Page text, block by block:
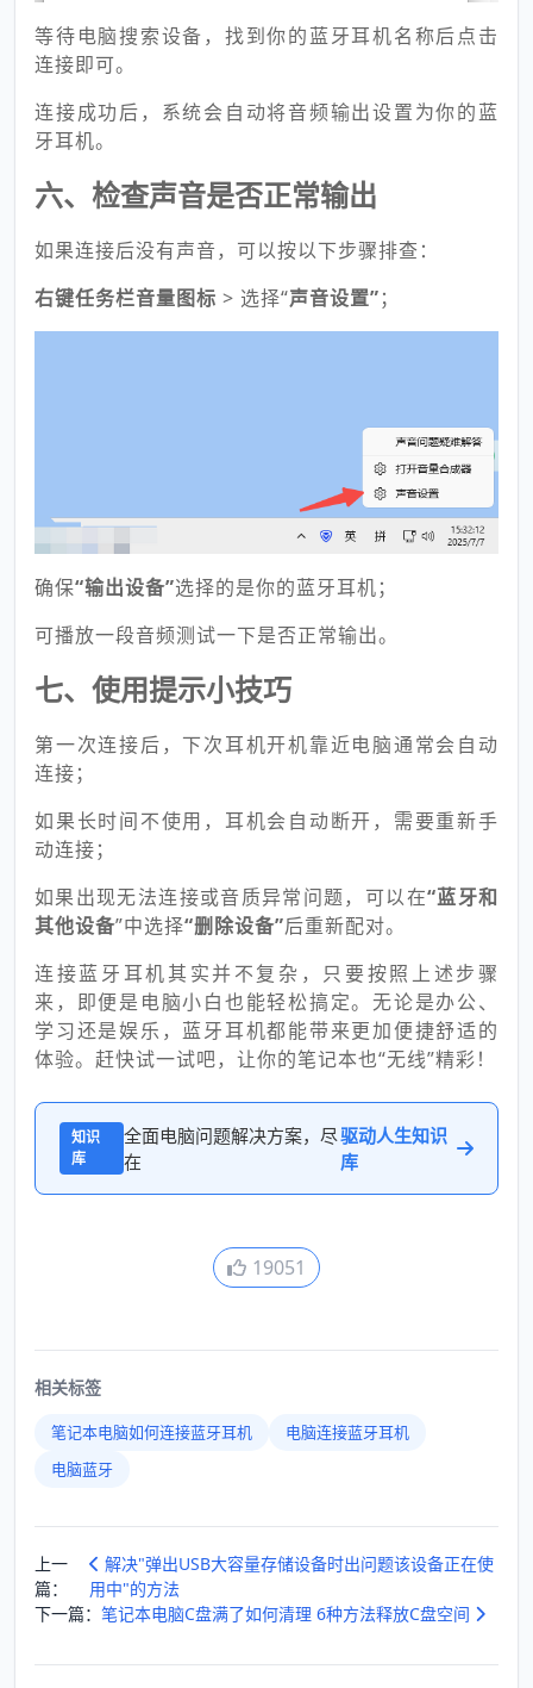
等待电脑搜索设备，找到你的蓝牙耳机名称后点击
连接即可。
连接成功后，系统会自动将音频输出设置为你的蓝
牙耳机。
六、检查声音是否正常输出
如果连接后没有声音，可以按以下步骤排查：
右键任务栏音量图标 > 选择“声音设置”；
确保“输出设备”选择的是你的蓝牙耳机；
可播放一段音频测试一下是否正常输出。
七、使用提示小技巧
第一次连接后，下次耳机开机靠近电脑通常会自动
连接；
如果长时间不使用，耳机会自动断开，需要重新手
动连接；
如果出现无法连接或音质异常问题，可以在“蓝牙和
其他设备”中选择“删除设备”后重新配对。
连接蓝牙耳机其实并不复杂，只要按照上述步骤
来，即便是电脑小白也能轻松搞定。无论是办公、
学习还是娱乐，蓝牙耳机都能带来更加便捷舒适的
体验。赶快试一试吧，让你的笔记本也“无线”精彩！
知识
库
全面电脑问题解决方案，尽
在
驱动人生知识
库
19051
相关标签
笔记本电脑如何连接蓝牙耳机
电脑连接蓝牙耳机
电脑蓝牙
上一
篇：
解决"弹出USB大容量存储设备时出问题该设备正在使
用中"的方法
下一篇： 笔记本电脑C盘满了如何清理 6种方法释放C盘空间